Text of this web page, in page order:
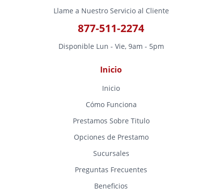
Llame a Nuestro Servicio al Cliente
877-511-2274
Disponible Lun - Vie, 9am - 5pm
Inicio
Inicio
Cómo Funciona
Prestamos Sobre Titulo
Opciones de Prestamo
Sucursales
Preguntas Frecuentes
Beneficios